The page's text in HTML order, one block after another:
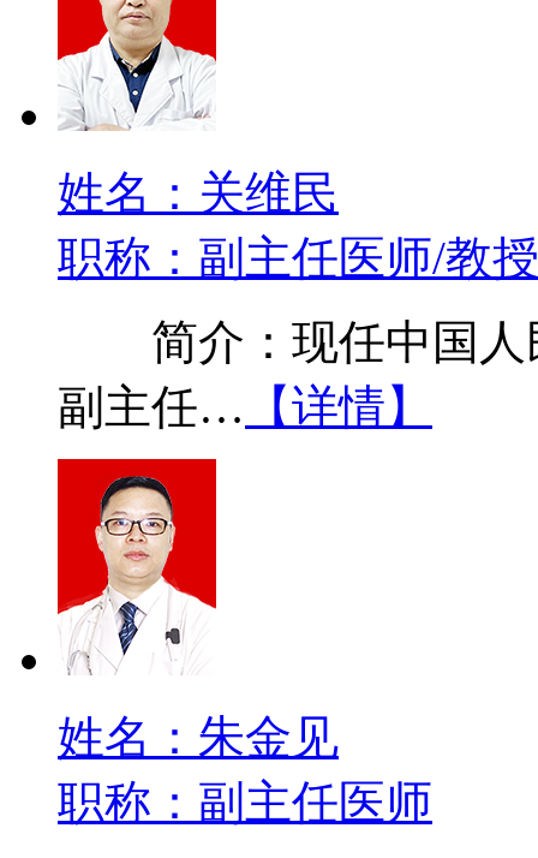
姓名：关维民
职称：副主任医师/教授
简介：现任中国人
副主任… 【详情】
姓名：朱金见
职称：副主任医师